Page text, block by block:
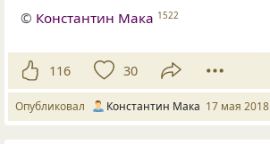
© Константин Мака 1522
116 30
Опубликовал Константин Мака 17 мая 2018